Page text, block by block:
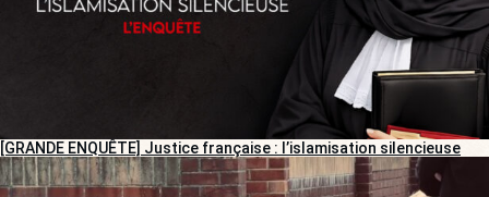
[GRANDE ENQUÊTE] Justice française : l’islamisation silencieuse